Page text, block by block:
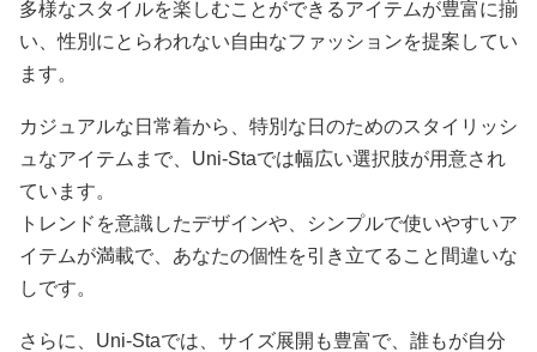
多様なスタイルを楽しむことができるアイテムが豊富に揃
い、性別にとらわれない自由なファッションを提案してい
ます。
カジュアルな日常着から、特別な日のためのスタイリッシ
ュなアイテムまで、Uni-Staでは幅広い選択肢が用意され
ています。
トレンドを意識したデザインや、シンプルで使いやすいア
イテムが満載で、あなたの個性を引き立てること間違いな
しです。
さらに、Uni-Staでは、サイズ展開も豊富で、誰もが自分